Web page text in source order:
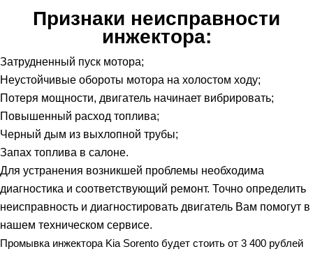
Признаки неисправности
инжектора:
Затрудненный пуск мотора;
Неустойчивые обороты мотора на холостом ходу;
Потеря мощности, двигатель начинает вибрировать;
Повышенный расход топлива;
Черный дым из выхлопной трубы;
Запах топлива в салоне.
Для устранения возникшей проблемы необходима
диагностика и соответствующий ремонт. Точно определить
неисправность и диагностировать двигатель Вам помогут в
нашем техническом сервисе.
Промывка инжектора Kia Sorento будет стоить от 3 400 рублей